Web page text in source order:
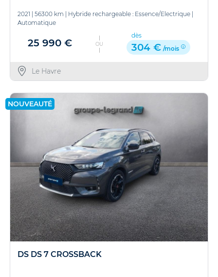
2021 56300 km Hybride rechargeable : Essence/Electrique
Automatique
25 990 € OU
dès
304 € /mois
Le Havre
NOUVEAUTÉ
DS DS 7 CROSSBACK